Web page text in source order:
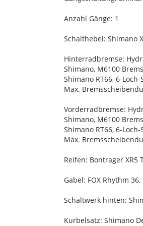
Anzahl Gänge: 1
Schalthebel: Shimano
Hinterradbremse:
Shimano, M6100
Shimano RT66, 6-
Max. Bremsscheibendu
Vorderradbremse:
Shimano, M6100
Shimano RT66, 6-
Max. Bremsscheibendu
Reifen: Bontrager XR5
Gabel: FOX Rhythm
Schaltwerk hinten:
Kurbelsatz: Shimano